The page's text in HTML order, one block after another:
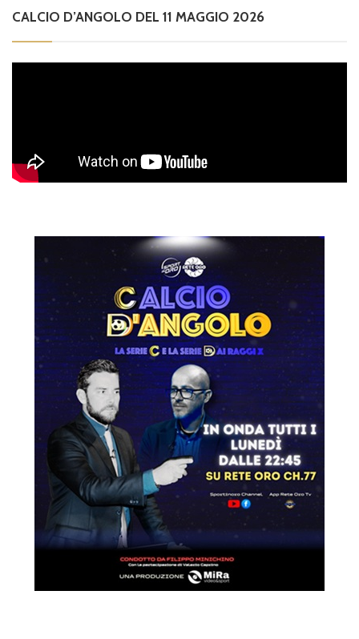
CALCIO D’ANGOLO DEL 11 MAGGIO 2026